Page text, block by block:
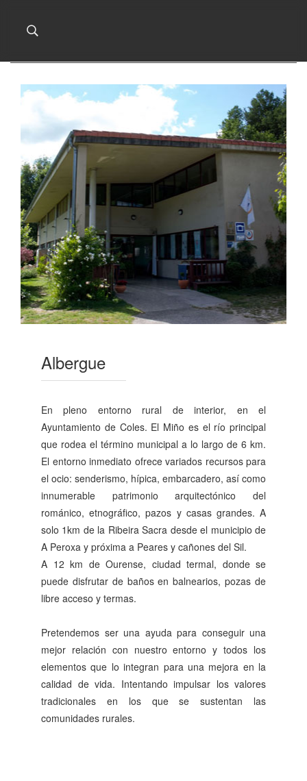
Albergue
En pleno entorno rural de interior, en el
Ayuntamiento de Coles. El Miño es el río principal
que rodea el término municipal a lo largo de 6 km.
El entorno inmediato ofrece variados recursos para
el ocio: senderismo, hípica, embarcadero, así como
innumerable patrimonio arquitectónico del
románico, etnográfico, pazos y casas grandes. A
solo 1km de la Ribeira Sacra desde el municipio de
A Peroxa y próxima a Peares y cañones del Sil.
A 12 km de Ourense, ciudad termal, donde se
puede disfrutar de baños en balnearios, pozas de
libre acceso y termas.
Pretendemos ser una ayuda para conseguir una
mejor relación con nuestro entorno y todos los
elementos que lo integran para una mejora en la
calidad de vida. Intentando impulsar los valores
tradicionales en los que se sustentan las
comunidades rurales.